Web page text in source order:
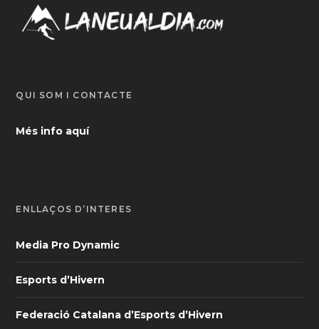
QUI SOM I CONTACTE
Més info aquí
ENLLAÇOS D’INTERÈS
Media Pro Dynamic
Esports d’Hivern
Federació Catalana d’Esports d’Hivern